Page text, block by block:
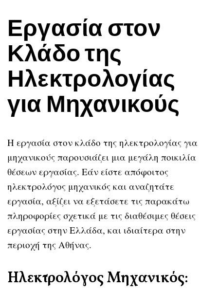
Εργασία στον
Κλάδο της
Ηλεκτρολογίας
για Μηχανικούς
Η εργασία στον κλάδο της ηλεκτρολογίας για
μηχανικούς παρουσιάζει μια μεγάλη ποικιλία
θέσεων εργασίας. Εάν είστε απόφοιτος
ηλεκτρολόγος μηχανικός και αναζητάτε
εργασία, αξίζει να εξετάσετε τις παρακάτω
πληροφορίες σχετικά με τις διαθέσιμες θέσεις
εργασίας στην Ελλάδα, και ιδιαίτερα στην
περιοχή της Αθήνας.
Ηλεκτρολόγος Μηχανικός: